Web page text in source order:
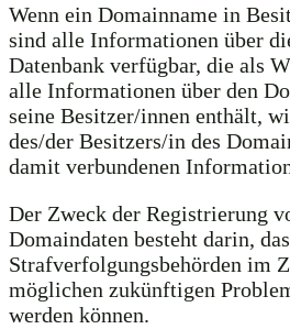
Wenn ein Domainname in
sind alle Informationen über
Datenbank verfügbar, die als
alle Informationen über den
seine Besitzer/innen enthält,
des/der Besitzers/in des
damit verbundenen
Der Zweck der Registrierung
Domaindaten besteht darin,
Strafverfolgungsbehörden im
möglichen zukünftigen
werden können.